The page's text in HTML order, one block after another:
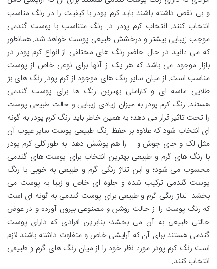
و بی نقص داشته باشند باید کرم پودر با کیفیت را در رنگ مناسب
انتخاب کنند. انتخاب کرم پودر در رنگ متناسب با پوست گندمی
موجب زیبایی بیشتر و درخشش طبیعی پوست خواهد شد. همانطور
که می دانید در حال حاضر رنگ های مختلفی از انواع کرم پودر در
بازار موجود می باشد که هر یک از آنها برای نوعی خاص از پوست
مناسب است. از میان سایر رنگ های موجود از کرم پودر رنگ های بژ
طلایی ماسه ای و کاراملی بهترین رنگ ها برای پوست گندمی
هستند. رنگ کرم پودر به میزان زیادی زیبایی و حالت طبیعی پوست
را تحت تاثیر قرار می دهد؛ به همین خاطر باید رنگ کرم پودر به گونه
ای انتخاب شود که علاوه بر حفظ رنگ طبیعی پوست سایر عیوب آن
مثل لک و جای جوش و … را هم پوشش دهد. به طور کلی کرم پودر
با رنگ های گرم و طبیعی بهترین انتخاب برای پوست های گندمی
محسوب می شود؛ و این تناژ رنگی گرم و طبیعی به خوبی با رنگ
پوست گندمی ترکیب شده و جلوه ای خاص و زیبا به پوست می
بخشد. تناژ رنگی گرم و طبیعی برای پوست گندمی به گونه ای است
که رنگ پوست را از حالت روشن و مصنوعی بیرون آورده و در عوض
حالتی طبیعی به آن می بخشد؛ بنابراین افرادی که دارای پوست
گندمی هستند برای آن که آرایشی خاص و متفاوت داشته باشند لازم
است رنگ کرم پودر مورد نظر خود را از میان رنگ های گرم و طبیعی
انتخاب کنند.